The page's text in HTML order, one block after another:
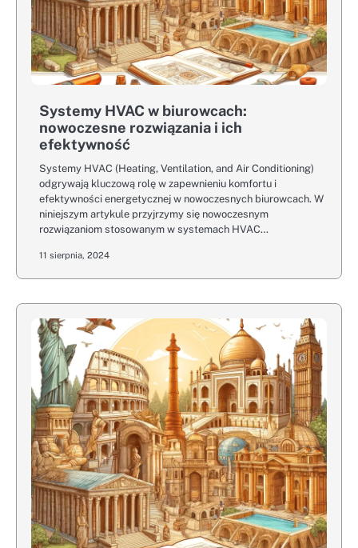
Systemy HVAC w biurowcach:
nowoczesne rozwiązania i ich
efektywność
Systemy HVAC (Heating, Ventilation, and Air Conditioning)
odgrywają kluczową rolę w zapewnieniu komfortu i
efektywności energetycznej w nowoczesnych biurowcach. W
niniejszym artykule przyjrzymy się nowoczesnym
rozwiązaniom stosowanym w systemach HVAC…
11 sierpnia, 2024